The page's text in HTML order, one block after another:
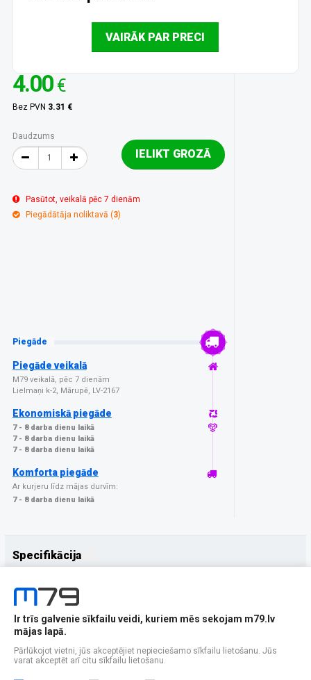
VAIRĀK PAR PRECI
4.00 €
Bez PVN 3.31 €
Daudzums
IELIKT GROZĀ
Pasūtot, veikalā pēc 7 dienām
Piegādātāja noliktavā (3)
Piegāde
Piegāde veikalā
M79 veikalā, pēc 7 dienām
Lielmaņi k-2, Mārupē, LV-2167
Ekonomiskā piegāde
7 - 8 darba dienu laikā
7 - 8 darba dienu laikā
7 - 8 darba dienu laikā
Komforta piegāde
Ar kurjeru līdz mājas durvīm:
7 - 8 darba dienu laikā
Specifikācija
Papildus
Ir trīs galvenie sīkfailu veidi, kuriem mēs sekojam m79.lv
mājas lapā.
Pārlūkojot vietni, jūs akceptējiet nepieciešamo sīkfailu lietošanu. Jūs
varat akceptēt arī citu sīkfailu lietošanu.